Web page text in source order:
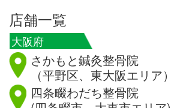
店舗一覧
大阪府
さかもと鍼灸整骨院
（平野区、東大阪エリア）
四条畷わだち整骨院